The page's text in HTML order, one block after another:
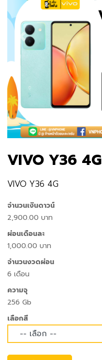
Previous
VIVO Y36 4G
VIVO Y36 4G
จำนวนเงินดาวน์
2,900.00 บาท
ผ่อนเดือนละ
1,000.00 บาท
จำนวนงวดผ่อน
6 เดือน
ความจุ
256 Gb
เลือกสี